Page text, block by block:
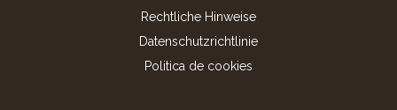
Rechtliche Hinweise
Datenschutzrichtlinie
Politica de cookies